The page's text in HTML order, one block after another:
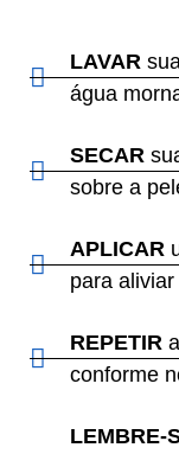
LAVAR
água
SECAR
sobre a
APLICAR
para
REPETIR
conforme
LEMBRE-